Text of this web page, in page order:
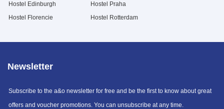
Hostel Edinburgh
Hostel Florencie
Hostel Praha
Hostel Rotterdam
Newsletter
Subscribe to the a&o newsletter for free and be the first to know about great
offers and voucher promotions. You can unsubscribe at any time.